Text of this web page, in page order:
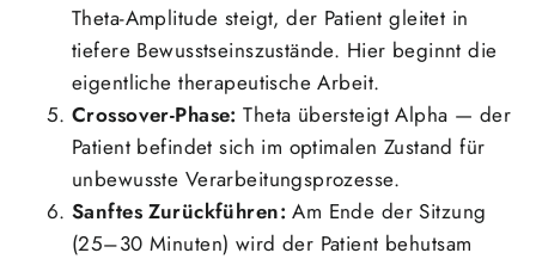
Theta-Amplitude steigt, der Patient gleitet in
tiefere Bewusstseinszustände. Hier beginnt die
eigentliche therapeutische Arbeit.
Crossover-Phase: Theta übersteigt Alpha — der
Patient befindet sich im optimalen Zustand für
unbewusste Verarbeitungsprozesse.
Sanftes Zurückführen: Am Ende der Sitzung
(25–30 Minuten) wird der Patient behutsam